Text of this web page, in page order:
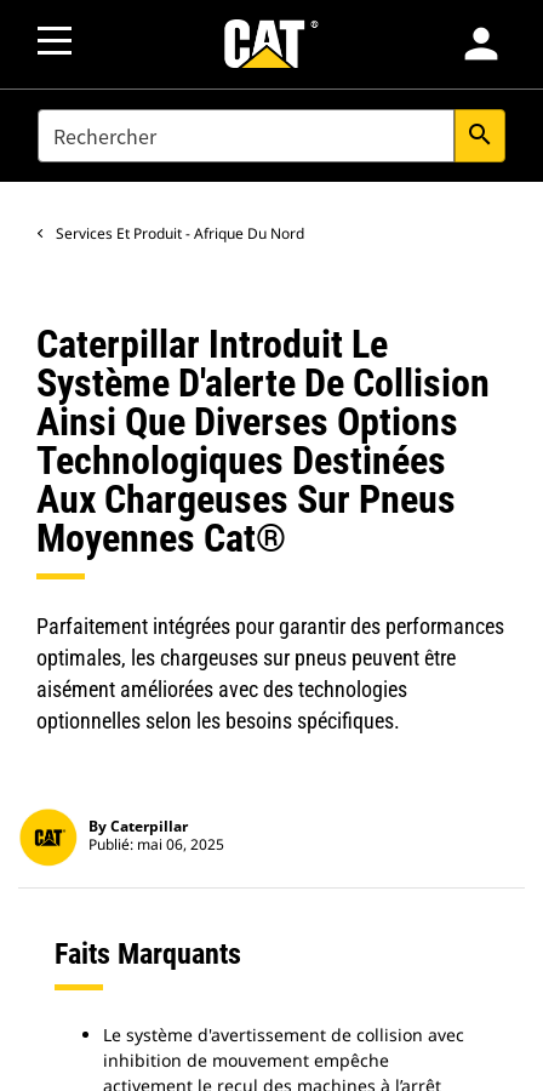
person
SEARCH search
Services Et Produit - Afrique Du Nord
Caterpillar Introduit Le
Système D'alerte De Collision
Ainsi Que Diverses Options
Technologiques Destinées
Aux Chargeuses Sur Pneus
Moyennes Cat®
Parfaitement intégrées pour garantir des performances
optimales, les chargeuses sur pneus peuvent être
aisément améliorées avec des technologies
optionnelles selon les besoins spécifiques.
By Caterpillar
Publié: mai 06, 2025
Faits Marquants
Le système d'avertissement de collision avec
inhibition de mouvement empêche
activement le recul des machines à l’arrêt